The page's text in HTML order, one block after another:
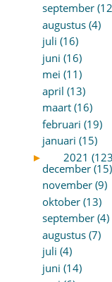
september
augustus (4)
juli (16)
juni (16)
mei (11)
april (13)
maart (16)
februari (19)
januari (15)
►
2021
december (15)
november (9)
oktober (13)
september (4)
augustus (7)
juli (4)
juni (14)